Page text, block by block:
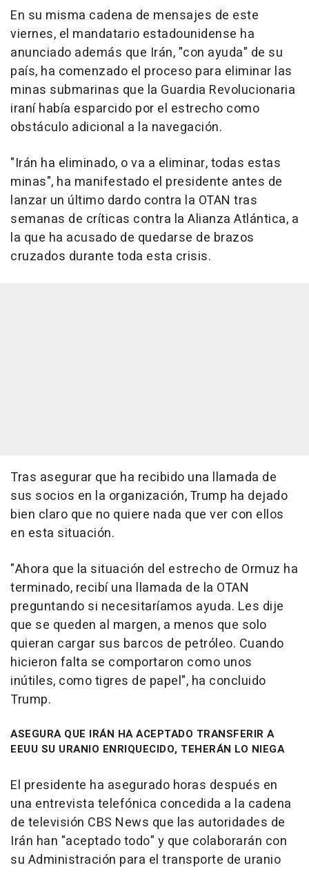
En su misma cadena de mensajes de este
viernes, el mandatario estadounidense ha
anunciado además que Irán, "con ayuda" de su
país, ha comenzado el proceso para eliminar las
minas submarinas que la Guardia Revolucionaria
iraní había esparcido por el estrecho como
obstáculo adicional a la navegación.
"Irán ha eliminado, o va a eliminar, todas estas
minas", ha manifestado el presidente antes de
lanzar un último dardo contra la OTAN tras
semanas de críticas contra la Alianza Atlántica, a
la que ha acusado de quedarse de brazos
cruzados durante toda esta crisis.
Tras asegurar que ha recibido una llamada de
sus socios en la organización, Trump ha dejado
bien claro que no quiere nada que ver con ellos
en esta situación.
"Ahora que la situación del estrecho de Ormuz ha
terminado, recibí una llamada de la OTAN
preguntando si necesitaríamos ayuda. Les dije
que se queden al margen, a menos que solo
quieran cargar sus barcos de petróleo. Cuando
hicieron falta se comportaron como unos
inútiles, como tigres de papel", ha concluido
Trump.
ASEGURA QUE IRÁN HA ACEPTADO TRANSFERIR A
EEUU SU URANIO ENRIQUECIDO, TEHERÁN LO NIEGA
El presidente ha asegurado horas después en
una entrevista telefónica concedida a la cadena
de televisión CBS News que las autoridades de
Irán han "aceptado todo" y que colaborarán con
su Administración para el transporte de uranio